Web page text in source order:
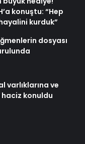
konuştu: “Hep
kurduk”
dosyası
varlıklarına ve
konuldu